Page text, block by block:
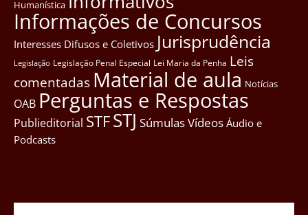
Humanística
Informações de Concursos
Interesses Difusos e Coletivos Jurisprudência
Legislação Legislação Penal Especial Lei Maria da Penha Leis
comentadas Material de aula Notícias
OAB Perguntas e Respostas
Publieditorial STFSTJ SúmulasVídeos Áudio e
Podcasts